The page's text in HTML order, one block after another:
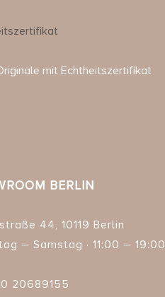
mit Echtheitszertifikat
BERLIN
44, 10119 Berlin
– Samstag · 11:00 – 19:00
20689155